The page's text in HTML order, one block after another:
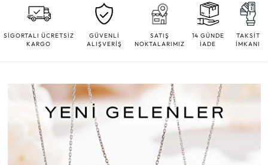
SİGORTALI ÜCRETSİZ
KARGO
GÜVENLİ
ALIŞVERİŞ
SATIŞ
NOKTALARIMIZ
14 GÜNDE
İADE
TAKSİT
İMKANI